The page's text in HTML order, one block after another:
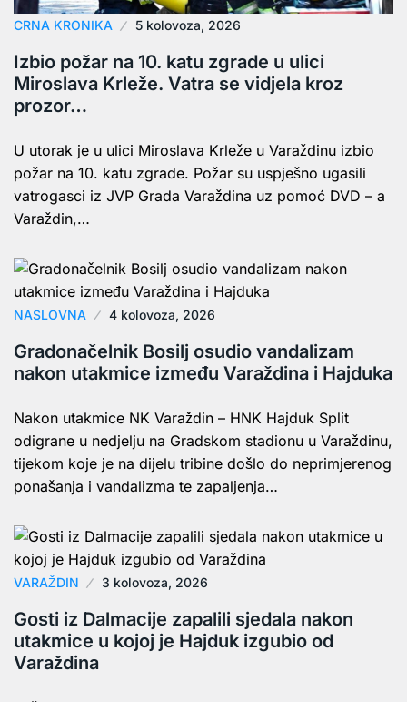
CRNA KRONIKA 5 kolovoza, 2026
Izbio požar na 10. katu zgrade u ulici
Miroslava Krleže. Vatra se vidjela kroz
prozor…
U utorak je u ulici Miroslava Krleže u Varaždinu izbio
požar na 10. katu zgrade. Požar su uspješno ugasili
vatrogasci iz JVP Grada Varaždina uz pomoć DVD – a
Varaždin,…
NASLOVNA 4 kolovoza, 2026
Gradonačelnik Bosilj osudio vandalizam
nakon utakmice između Varaždina i Hajduka
Nakon utakmice NK Varaždin – HNK Hajduk Split
odigrane u nedjelju na Gradskom stadionu u Varaždinu,
tijekom koje je na dijelu tribine došlo do neprimjerenog
ponašanja i vandalizma te zapaljenja…
VARAŽDIN 3 kolovoza, 2026
Gosti iz Dalmacije zapalili sjedala nakon
utakmice u kojoj je Hajduk izgubio od
Varaždina